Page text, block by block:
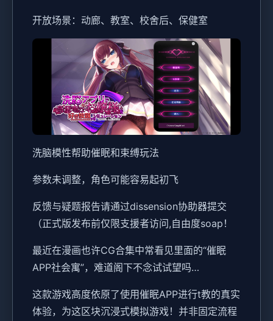
开放场景：动廊、教室、校舍后、保健室
洗脑模性帮助催眠和束缚玩法
参数未调整，角色可能容易起初飞
反馈与疑题报告请通过dissension协助器提交
（正式版发布前仅限支援者访问,自由度soap！
最近在漫画也许CG合集中常看见里面的“催眠
APP社会寓”，难道阁下不念试试望吗…
这款游戏高度依原了使用催眠APP进行t教的真实
体验，为这区块沉浸式模拟游戏！并非固定流程